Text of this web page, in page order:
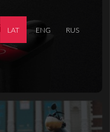
LAT ENG RUS